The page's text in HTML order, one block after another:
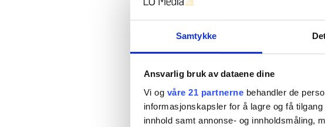
Samtykke
Ansvarlig bruk av dataene dine
Vi og våre 21 partnerne behandler de
informasjonskapsler for å lagre og få
innhold samt annonse- og innholdsmåling,
Hans råd er å vente med å ta på seg store
pusse opp boligen, og ikke ta opp store
skal ytterligere opp.